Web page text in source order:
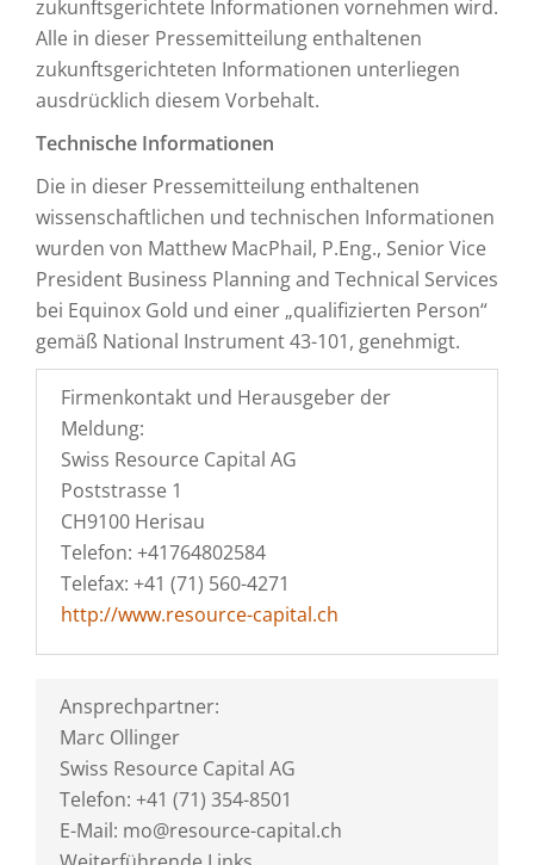
zukunftsgerichtete Informationen vornehmen wird.
Alle in dieser Pressemitteilung enthaltenen
zukunftsgerichteten Informationen unterliegen
ausdrücklich diesem Vorbehalt.
Technische Informationen
Die in dieser Pressemitteilung enthaltenen
wissenschaftlichen und technischen Informationen
wurden von Matthew MacPhail, P.Eng., Senior Vice
President Business Planning and Technical Services
bei Equinox Gold und einer „qualifizierten Person“
gemäß National Instrument 43-101, genehmigt.
Firmenkontakt und Herausgeber der
Meldung:
Swiss Resource Capital AG
Poststrasse 1
CH9100 Herisau
Telefon: +41764802584
Telefax: +41 (71) 560-4271
http://www.resource-capital.ch
Ansprechpartner:
Marc Ollinger
Swiss Resource Capital AG
Telefon: +41 (71) 354-8501
E-Mail: mo@resource-capital.ch